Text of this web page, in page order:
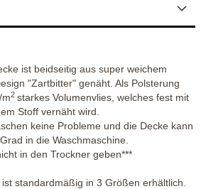
ist beidseitig aus super weichem
"Zartbitter" genäht. Als Polsterung
2 starkes Volumenvlies, welches fest mit
Stoff vernäht wird.
keine Probleme und die Decke kann
in die Waschmaschine.
in den Trockner geben***
standardmäßig in 3 Größen erhältlich.